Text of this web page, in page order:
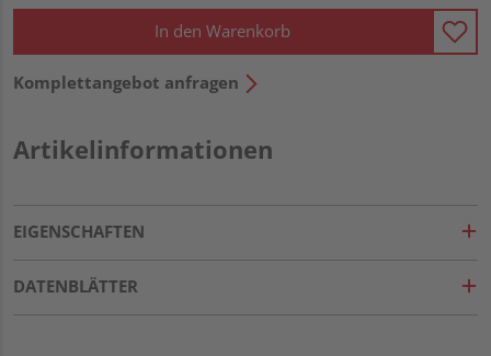
In den Warenkorb
Komplettangebot anfragen
Artikelinformationen
EIGENSCHAFTEN
DATENBLÄTTER